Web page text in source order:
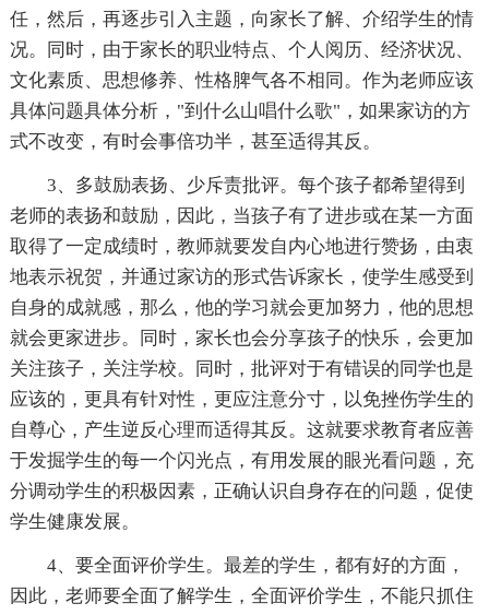
任，然后，再逐步引入主题，向家长了解、介绍学生的情
况。同时，由于家长的职业特点、个人阅历、经济状况、
文化素质、思想修养、性格脾气各不相同。作为老师应该
具体问题具体分析，"到什么山唱什么歌"，如果家访的方
式不改变，有时会事倍功半，甚至适得其反。
3、多鼓励表扬、少斥责批评。每个孩子都希望得到
老师的表扬和鼓励，因此，当孩子有了进步或在某一方面
取得了一定成绩时，教师就要发自内心地进行赞扬，由衷
地表示祝贺，并通过家访的形式告诉家长，使学生感受到
自身的成就感，那么，他的学习就会更加努力，他的思想
就会更家进步。同时，家长也会分享孩子的快乐，会更加
关注孩子，关注学校。同时，批评对于有错误的同学也是
应该的，更具有针对性，更应注意分寸，以免挫伤学生的
自尊心，产生逆反心理而适得其反。这就要求教育者应善
于发掘学生的每一个闪光点，有用发展的眼光看问题，充
分调动学生的积极因素，正确认识自身存在的问题，促使
学生健康发展。
4、要全面评价学生。最差的学生，都有好的方面，
因此，老师要全面了解学生，全面评价学生，不能只抓住